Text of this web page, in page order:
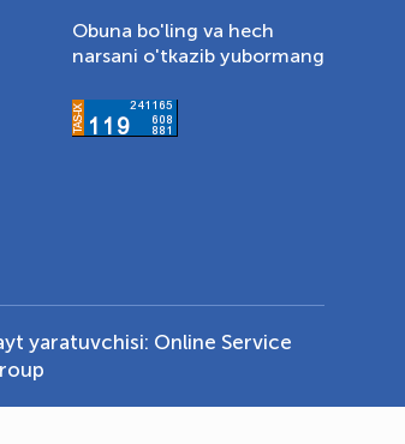
Obuna bo'ling va hech
narsani o'tkazib yubormang
yaratuvchisi: Online Service